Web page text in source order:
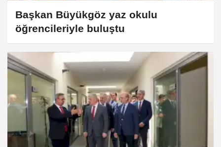
Başkan Büyükgöz yaz okulu
öğrencileriyle buluştu